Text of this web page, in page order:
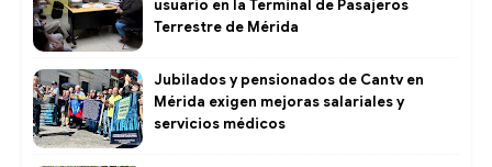
usuario en la Terminal de Pasajeros
Terrestre de Mérida
Jubilados y pensionados de Cantv en
Mérida exigen mejoras salariales y
servicios médicos